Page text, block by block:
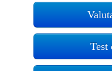
Test